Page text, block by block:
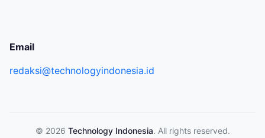
Email
redaksi@technologyindonesia.id
© 2026 Technology Indonesia. All rights reserved.